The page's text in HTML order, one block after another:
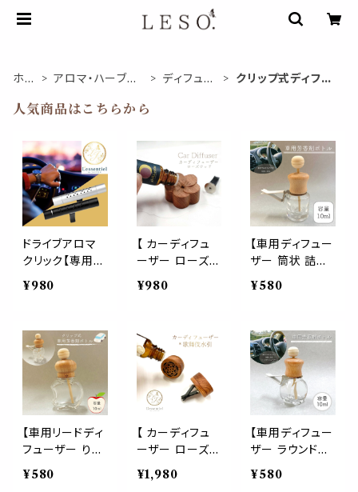
ホー
アロマ・ハーブ関
ディフュー
クリップ式ディフュ
人気商品はこちらから
ドライブアロマ
クリック【専用コ
ットンスティック
2本付き】 クリッ
ーザー 選べる 3
色 ブラック シル
バー ピンク マッ
ト シンプル アロ
マ 精油 エッセン
シャルオイル 香
水
¥980
【 カーディフュ
ーザー ローズウ
ッド】桜型 天然
木 車 室内 2wa
エッセンシャルオ
イル 精油対応
木製 アロマ イ
ンテリア おしゃ
れ 雑貨
¥980
【車用ディフュー
ザー 筒状 詰替
ボトル】10ml 木
製キャップ カー
レグランス ドラ
イブ エアコン 冷
房 車 精油 車内
香水 アロマ エ
ッセンシャルオイ
ル おしゃれ 可愛
い 北欧 ナチュラ
ル
¥580
【車用リードディ
フューザー りん
ご型 詰替 ボト
¥580
【 カーディフュ
ーザー ローズウ
ッド】水引型 交
通安全 お守り 1
¥1,980
【車用ディフュー
ザー ラウンドカ
ット 詰替 ボト
¥580